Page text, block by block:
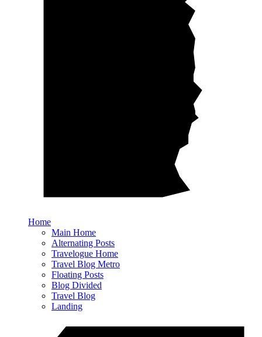
Home
Main Home
Alternating Posts
Travelogue Home
Travel Blog Metro
Floating Posts
Blog Divided
Travel Blog
Landing